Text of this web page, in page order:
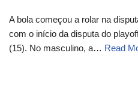
A bola começou a rolar na
com o início da disputa do
(15). No masculino, a… Read